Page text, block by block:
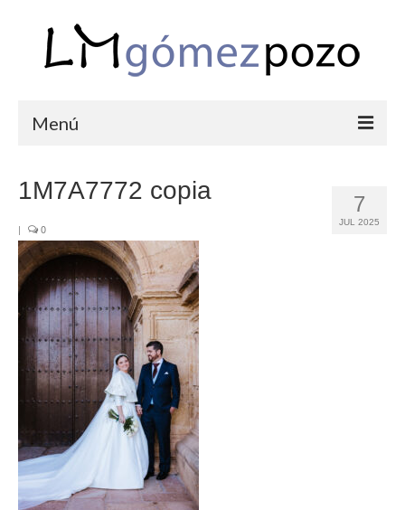
Menú
COMUNIONES
CORPORATIVAS
SEMANA SANTA
BLOG
SOBRE LM
CONTACTO
7
JUL 2025
1M7A7772 copia
| 0